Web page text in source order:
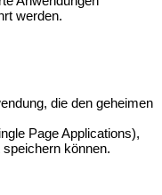
werden.
die den geheimen
Page Applications),
können.